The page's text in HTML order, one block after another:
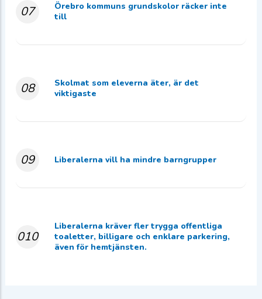
07
Örebro kommuns grundskolor räcker inte
till
08
Skolmat som eleverna äter, är det
viktigaste
09 Liberalerna vill ha mindre barngrupper
010
Liberalerna kräver fler trygga offentliga
toaletter, billigare och enklare parkering,
även för hemtjänsten.